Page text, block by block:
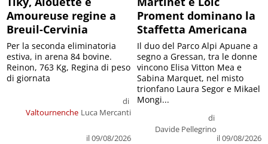
Amoureuse regine a
Breuil-Cervinia
Valtournenche
di
Luca Mercanti
il 09/08/2026
Per la seconda eliminatoria
estiva, in arena 84 bovine.
Reinon, 763 Kg, Regina di peso
di giornata
Proment dominano la
Staffetta Americana
di
Davide Pellegrino
il 09/08/2026
Il duo del Parco Alpi Apuane a
segno a Gressan, tra le donne
vincono Elisa Vitton Mea e
Sabina Marquet, nel misto
trionfano Laura Segor e Mikael
Mongi...